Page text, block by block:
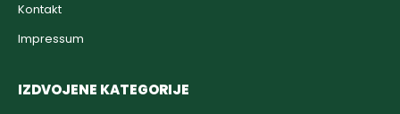
Kontakt
Impressum
IZDVOJENE KATEGORIJE